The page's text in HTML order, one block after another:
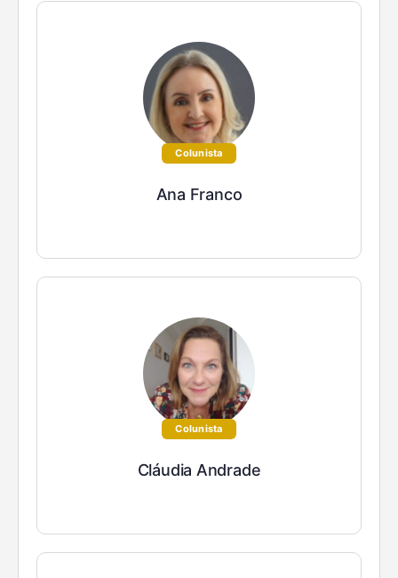
Colunista
Ana Franco
Colunista
Cláudia Andrade